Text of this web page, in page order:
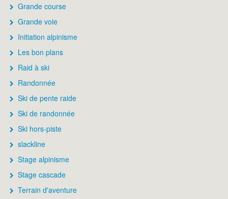
Grande course
Grande voie
Initiation alpinisme
Les bon plans
Raid à ski
Randonnée
Ski de pente raide
Ski de randonnée
Ski hors-piste
slackline
Stage alpinisme
Stage cascade
Terrain d'aventure